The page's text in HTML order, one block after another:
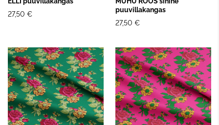
27,50 €
puuvillakangas
27,50 €